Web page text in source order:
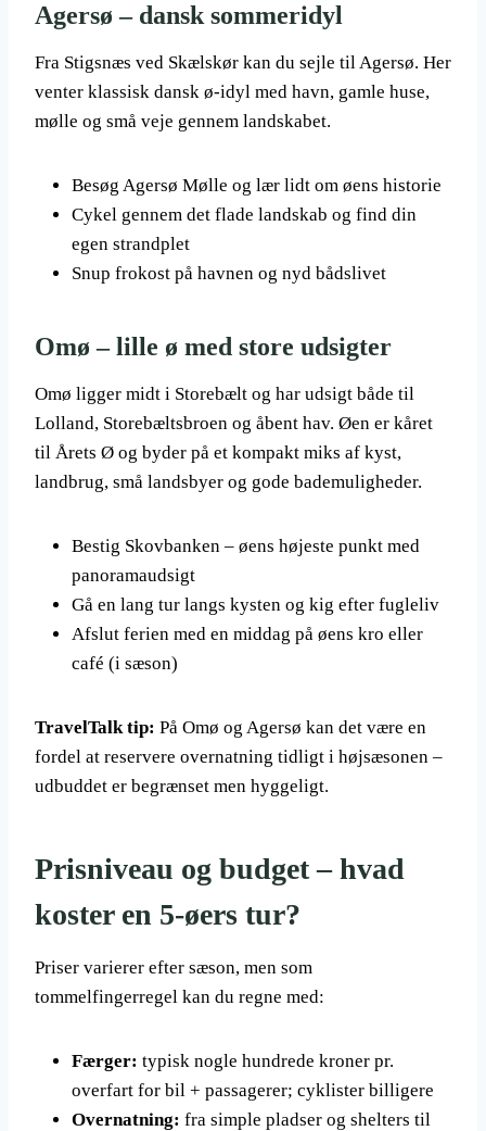
Agersø – dansk sommeridyl
Fra Stigsnæs ved Skælskør kan du sejle til Agersø. Her
venter klassisk dansk ø-idyl med havn, gamle huse,
mølle og små veje gennem landskabet.
Besøg Agersø Mølle og lær lidt om øens historie
Cykel gennem det flade landskab og find din
egen strandplet
Snup frokost på havnen og nyd bådslivet
Omø – lille ø med store udsigter
Omø ligger midt i Storebælt og har udsigt både til
Lolland, Storebæltsbroen og åbent hav. Øen er kåret
til Årets Ø og byder på et kompakt miks af kyst,
landbrug, små landsbyer og gode bademuligheder.
Bestig Skovbanken – øens højeste punkt med
panoramaudsigt
Gå en lang tur langs kysten og kig efter fugleliv
Afslut ferien med en middag på øens kro eller
café (i sæson)
TravelTalk tip: På Omø og Agersø kan det være en
fordel at reservere overnatning tidligt i højsæsonen –
udbuddet er begrænset men hyggeligt.
Prisniveau og budget – hvad
koster en 5-øers tur?
Priser varierer efter sæson, men som
tommelfingerregel kan du regne med:
Færger: typisk nogle hundrede kroner pr.
overfart for bil + passagerer; cyklister billigere
Overnatning: fra simple pladser og shelters til